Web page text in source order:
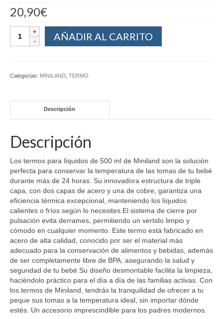
20,90€
AÑADIR AL CARRITO
Categorías: MINILAND TERMO
Descripción
Descripción
Los termos para líquidos de 500 ml de Miniland son la solución
perfecta para conservar la temperatura de las tomas de tu bebé
durante más de 24 horas. Su innovadora estructura de triple
capa, con dos capas de acero y una de cobre, garantiza una
eficiencia térmica excepcional, manteniendo los líquidos
calientes o fríos según lo necesites.El sistema de cierre por
pulsación evita derrames, permitiendo un vertido limpio y
cómodo en cualquier momento. Este termo está fabricado en
acero de alta calidad, conocido por ser el material más
adecuado para la conservación de alimentos y bebidas, además
de ser completamente libre de BPA, asegurando la salud y
seguridad de tu bebé.Su diseño desmontable facilita la limpieza,
haciéndolo práctico para el día a día de las familias activas. Con
los termos de Miniland, tendrás la tranquilidad de ofrecer a tu
peque sus tomas a la temperatura ideal, sin importar dónde
estés. Un accesorio imprescindible para los padres modernos.